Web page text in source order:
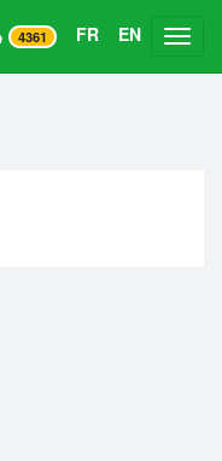
4361 FR EN